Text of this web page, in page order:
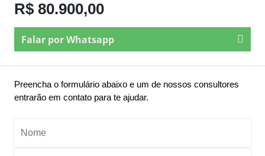
R$ 80.900,00
Falar por Whatsapp
Preencha o formulário abaixo e um de nossos consultores
entrarão em contato para te ajudar.